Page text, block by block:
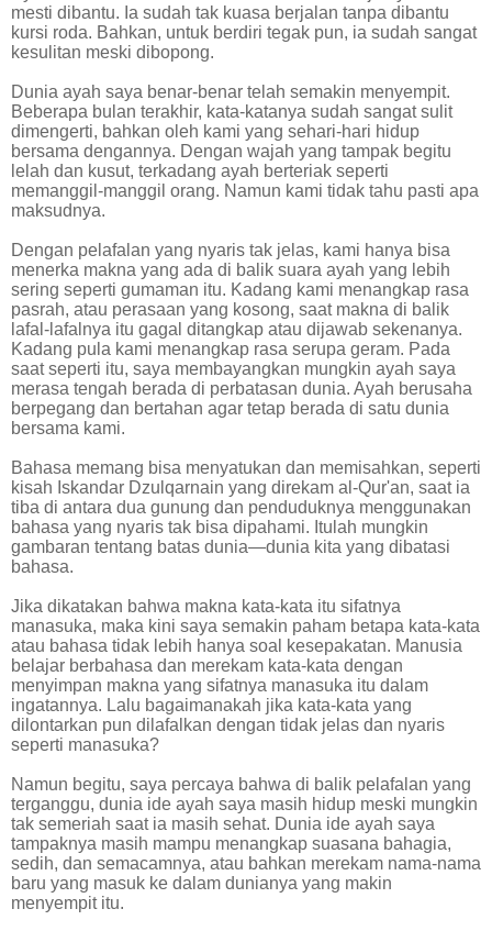
mesti dibantu. Ia sudah tak kuasa berjalan tanpa dibantu
kursi roda. Bahkan, untuk berdiri tegak pun, ia sudah sangat
kesulitan meski dibopong.
Dunia ayah saya benar-benar telah semakin menyempit.
Beberapa bulan terakhir, kata-katanya sudah sangat sulit
dimengerti, bahkan oleh kami yang sehari-hari hidup
bersama dengannya. Dengan wajah yang tampak begitu
lelah dan kusut, terkadang ayah berteriak seperti
memanggil-manggil orang. Namun kami tidak tahu pasti apa
maksudnya.
Dengan pelafalan yang nyaris tak jelas, kami hanya bisa
menerka makna yang ada di balik suara ayah yang lebih
sering seperti gumaman itu. Kadang kami menangkap rasa
pasrah, atau perasaan yang kosong, saat makna di balik
lafal-lafalnya itu gagal ditangkap atau dijawab sekenanya.
Kadang pula kami menangkap rasa serupa geram. Pada
saat seperti itu, saya membayangkan mungkin ayah saya
merasa tengah berada di perbatasan dunia. Ayah berusaha
berpegang dan bertahan agar tetap berada di satu dunia
bersama kami.
Bahasa memang bisa menyatukan dan memisahkan, seperti
kisah Iskandar Dzulqarnain yang direkam al-Qur'an, saat ia
tiba di antara dua gunung dan penduduknya menggunakan
bahasa yang nyaris tak bisa dipahami. Itulah mungkin
gambaran tentang batas dunia—dunia kita yang dibatasi
bahasa.
Jika dikatakan bahwa makna kata-kata itu sifatnya
manasuka, maka kini saya semakin paham betapa kata-kata
atau bahasa tidak lebih hanya soal kesepakatan. Manusia
belajar berbahasa dan merekam kata-kata dengan
menyimpan makna yang sifatnya manasuka itu dalam
ingatannya. Lalu bagaimanakah jika kata-kata yang
dilontarkan pun dilafalkan dengan tidak jelas dan nyaris
seperti manasuka?
Namun begitu, saya percaya bahwa di balik pelafalan yang
terganggu, dunia ide ayah saya masih hidup meski mungkin
tak semeriah saat ia masih sehat. Dunia ide ayah saya
tampaknya masih mampu menangkap suasana bahagia,
sedih, dan semacamnya, atau bahkan merekam nama-nama
baru yang masuk ke dalam dunianya yang makin
menyempit itu.